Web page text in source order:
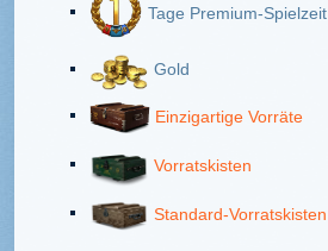
Tage Premium-Spielzeit
Gold
Einzigartige Vorräte
Vorratskisten
Standard-Vorratskisten